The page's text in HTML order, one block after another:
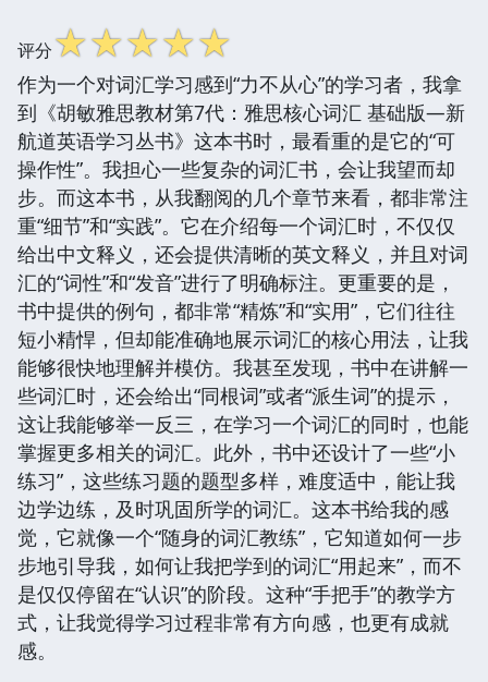
评分☆☆☆☆☆
作为一个对词汇学习感到“力不从心”的学习者，我拿
到《胡敏雅思教材第7代：雅思核心词汇 基础版—新
航道英语学习丛书》这本书时，最看重的是它的“可
操作性”。我担心一些复杂的词汇书，会让我望而却
步。而这本书，从我翻阅的几个章节来看，都非常注
重“细节”和“实践”。它在介绍每一个词汇时，不仅仅
给出中文释义，还会提供清晰的英文释义，并且对词
汇的“词性”和“发音”进行了明确标注。更重要的是，
书中提供的例句，都非常“精炼”和“实用”，它们往往
短小精悍，但却能准确地展示词汇的核心用法，让我
能够很快地理解并模仿。我甚至发现，书中在讲解一
些词汇时，还会给出“同根词”或者“派生词”的提示，
这让我能够举一反三，在学习一个词汇的同时，也能
掌握更多相关的词汇。此外，书中还设计了一些“小
练习”，这些练习题的题型多样，难度适中，能让我
边学边练，及时巩固所学的词汇。这本书给我的感
觉，它就像一个“随身的词汇教练”，它知道如何一步
步地引导我，如何让我把学到的词汇“用起来”，而不
是仅仅停留在“认识”的阶段。这种“手把手”的教学方
式，让我觉得学习过程非常有方向感，也更有成就
感。